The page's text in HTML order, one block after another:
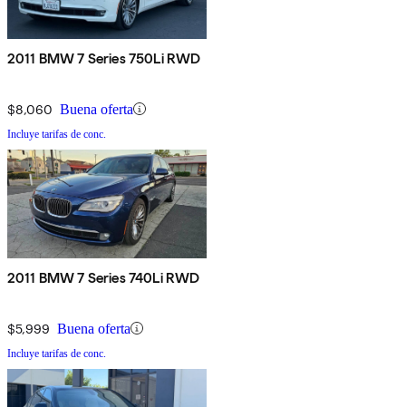
2011 BMW 7 Series 750Li RWD
$8,060 Buena oferta
Incluye tarifas de conc.
2011 BMW 7 Series 740Li RWD
$5,999 Buena oferta
Incluye tarifas de conc.